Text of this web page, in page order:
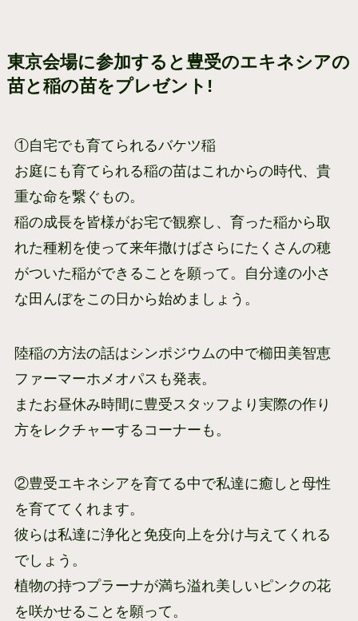
東京会場に参加すると豊受のエキネシアの
苗と稲の苗をプレゼント!
①自宅でも育てられるバケツ稲
お庭にも育てられる稲の苗はこれからの時代、貴
重な命を繋ぐもの。
稲の成長を皆様がお宅で観察し、育った稲から取
れた種籾を使って来年撒けばさらにたくさんの穂
がついた稲ができることを願って。自分達の小さ
な田んぼをこの日から始めましょう。
陸稲の方法の話はシンポジウムの中で櫛田美智恵
ファーマーホメオパスも発表。
またお昼休み時間に豊受スタッフより実際の作り
方をレクチャーするコーナーも。
②豊受エキネシアを育てる中で私達に癒しと母性
を育ててくれます。
彼らは私達に浄化と免疫向上を分け与えてくれる
でしょう。
植物の持つプラーナが満ち溢れ美しいピンクの花
を咲かせることを願って。